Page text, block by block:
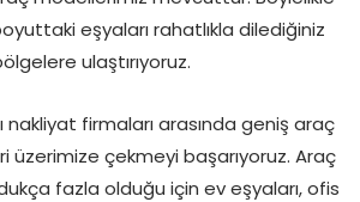
eşyaları rahatlıkla dilediğiniz
ulaştırıyoruz.
nakliyat firmaları arasında geniş araç
üzerimize çekmeyi başarıyoruz. Araç
fazla olduğu için ev eşyaları, ofis